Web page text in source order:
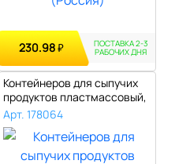
230.98₽ ПОСТАВКА 2-3
РАБОЧИХ ДНЯ
Контейнеров для сыпучих
продуктов пластмассовый,
набор ..
Арт. 178064